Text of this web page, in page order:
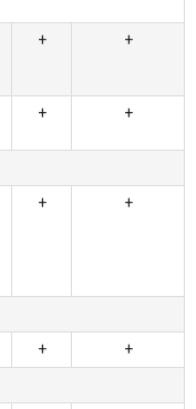
+ +
+ +
+ +
+
+